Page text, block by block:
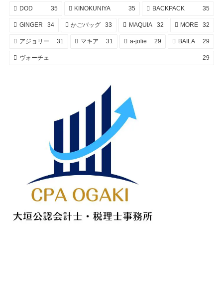
DOD 35 KINOKUNIYA 35 BACKPACK 35
GINGER 34 かごバッグ 33 MAQUIA 32 MORE 32
アジョリー 31 マキア 31 a-jolie 29 BAILA 29
ヴォーチェ 29